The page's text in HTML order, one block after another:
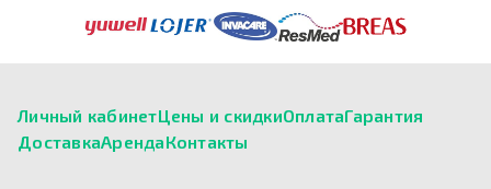
Личный кабинетЦены и скидкиОплатаГарантия
ДоставкаАрендаКонтакты